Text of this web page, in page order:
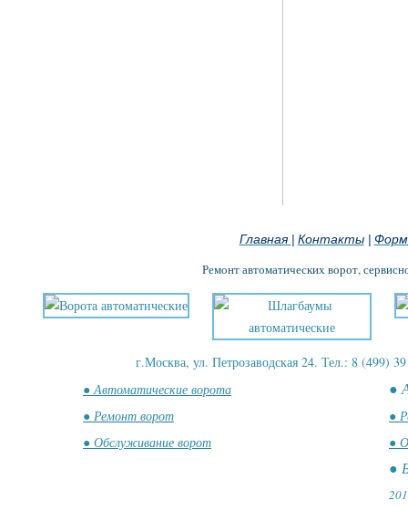
Главная Контакты|
Ремонт автоматических ворот,
г.Москва, ул. Петрозаводская 24. Тел.: 8 (499)
● Автоматические ворота
●
● Ремонт ворот
●
● Обслуживание ворот
●
●